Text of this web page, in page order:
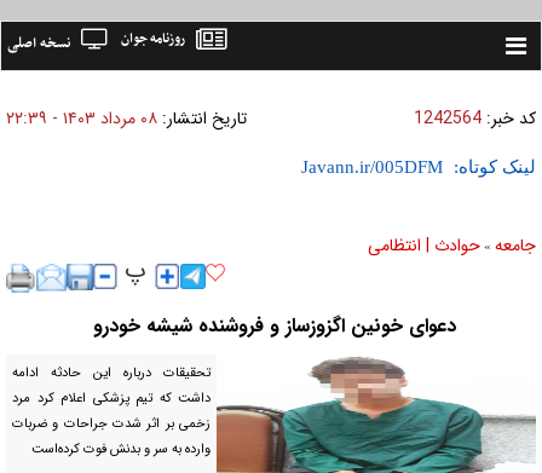
Toggle
نسخه اصلی روزنامه جوان
کد خبر: 1242564 تاریخ انتشار: ۰۸ مرداد ۱۴۰۳ - ۲۲:۳۹
لینک کوتاه:
جامعه » حوادث | انتظامی
دعوای خونین اگزوزساز و فروشنده شیشه خودرو
تحقیقات درباره این حادثه ادامه
داشت که تیم پزشکی اعلام کرد مرد
زخمی بر اثر شدت جراحات و ضربات
وارده به سر و بدنش فوت کرده‌است